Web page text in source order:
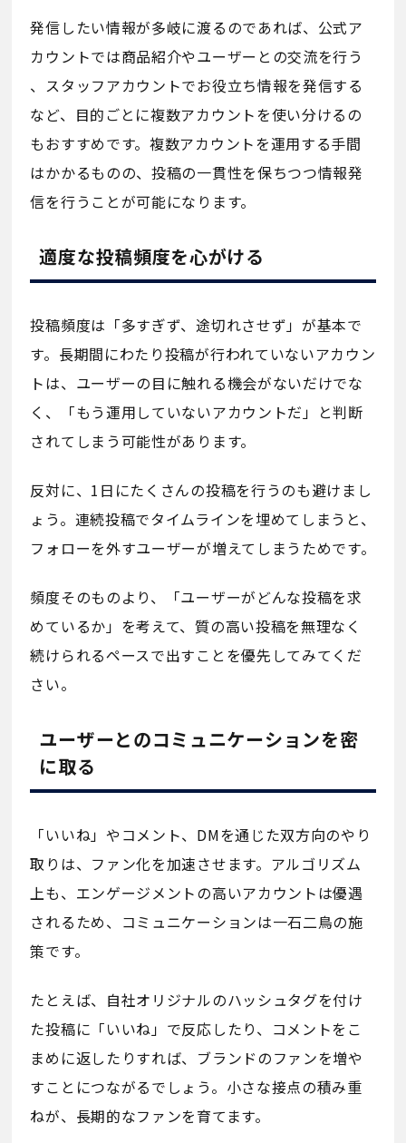
発信したい情報が多岐に渡るのであれば、公式ア
カウントでは商品紹介やユーザーとの交流を行う
、スタッフアカウントでお役立ち情報を発信する
など、目的ごとに複数アカウントを使い分けるの
もおすすめです。複数アカウントを運用する手間
はかかるものの、投稿の一貫性を保ちつつ情報発
信を行うことが可能になります。
適度な投稿頻度を心がける
投稿頻度は「多すぎず、途切れさせず」が基本で
す。長期間にわたり投稿が行われていないアカウン
トは、ユーザーの目に触れる機会がないだけでな
く、「もう運用していないアカウントだ」と判断
されてしまう可能性があります。
反対に、1日にたくさんの投稿を行うのも避けまし
ょう。連続投稿でタイムラインを埋めてしまうと、
フォローを外すユーザーが増えてしまうためです。
頻度そのものより、「ユーザーがどんな投稿を求
めているか」を考えて、質の高い投稿を無理なく
続けられるペースで出すことを優先してみてくだ
さい。
ユーザーとのコミュニケーションを密
に取る
「いいね」やコメント、DMを通じた双方向のやり
取りは、ファン化を加速させます。アルゴリズム
上も、エンゲージメントの高いアカウントは優遇
されるため、コミュニケーションは一石二鳥の施
策です。
たとえば、自社オリジナルのハッシュタグを付け
た投稿に「いいね」で反応したり、コメントをこ
まめに返したりすれば、ブランドのファンを増や
すことにつながるでしょう。小さな接点の積み重
ねが、長期的なファンを育てます。